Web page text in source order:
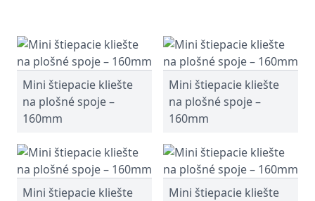
Mini štiepacie kliešte
na plošné spoje –
160mm
Mini štiepacie kliešte
na plošné spoje –
160mm
Mini štiepacie kliešte
Mini štiepacie kliešte